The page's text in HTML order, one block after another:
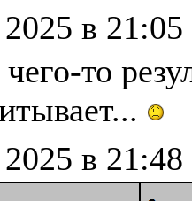
в 21:05
то
в 21:48